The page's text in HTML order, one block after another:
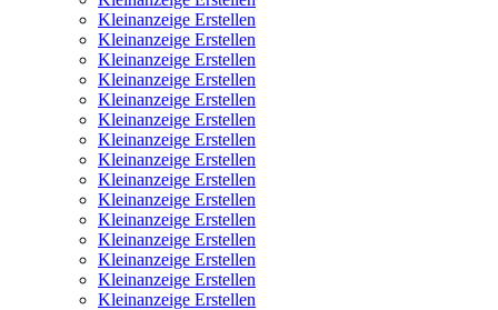
Kleinanzeige Erstellen
Kleinanzeige Erstellen
Kleinanzeige Erstellen
Kleinanzeige Erstellen
Kleinanzeige Erstellen
Kleinanzeige Erstellen
Kleinanzeige Erstellen
Kleinanzeige Erstellen
Kleinanzeige Erstellen
Kleinanzeige Erstellen
Kleinanzeige Erstellen
Kleinanzeige Erstellen
Kleinanzeige Erstellen
Kleinanzeige Erstellen
Kleinanzeige Erstellen